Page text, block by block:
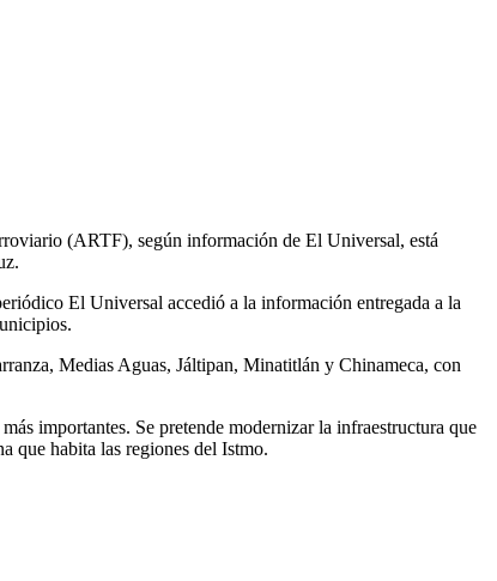
(ARTF), según información de El Universal, está
El Universal accedió a la información entregada a la
Medias Aguas, Jáltipan, Minatitlán y Chinameca, con
importantes. Se pretende modernizar la infraestructura que
que habita las regiones del Istmo.